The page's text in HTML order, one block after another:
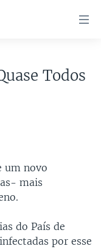
Todos
um novo
mais
do País de
por esse